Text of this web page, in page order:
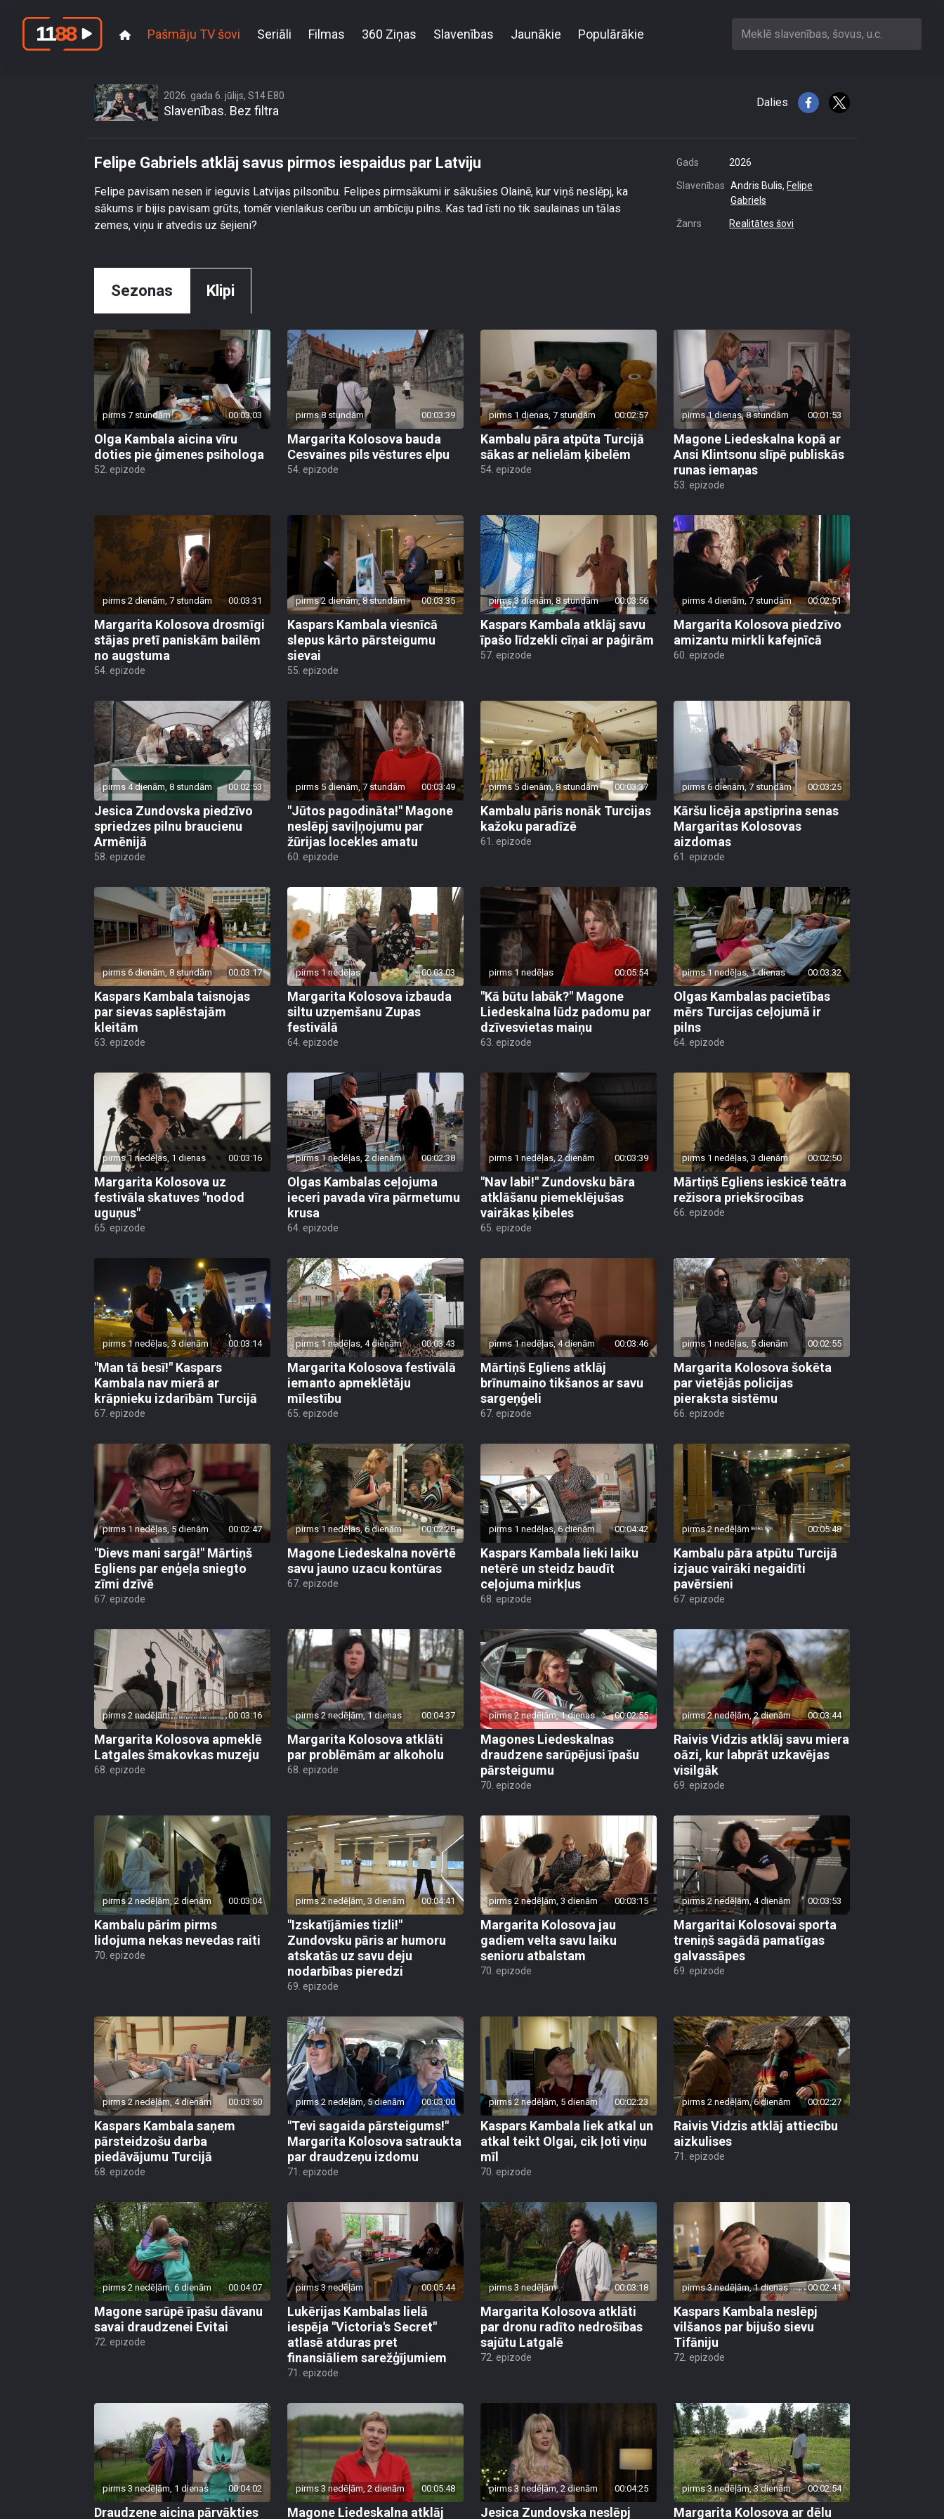
Pašmāju TV šovi Seriāli Filmas 360 Ziņas Slavenības Jaunākie Populārākie Meklē slavenības, šovus, u.c.
2026. gada 6. jūlijs, S14 E80
Slavenības. Bez filtra
Dalies
Felipe Gabriels atklāj savus pirmos iespaidus par Latviju
Felipe pavisam nesen ir ieguvis Latvijas pilsonību. Felipes pirmsākumi ir sākušies Olainē, kur viņš neslēpj, ka
sākums ir bijis pavisam grūts, tomēr vienlaikus cerību un ambīciju pilns. Kas tad īsti no tik saulainas un tālas
zemes, viņu ir atvedis uz šejieni?
Gads 2026
Slavenības Andris Bulis, Felipe
Gabriels
Žanrs Realitātes šovi
Sezonas Klipi
pirms 7 stundām 00:03:03
Olga Kambala aicina vīru
doties pie ģimenes psihologa
52. epizode
pirms 8 stundām 00:03:39
Margarita Kolosova bauda
Cesvaines pils vēstures elpu
54. epizode
pirms 1 dienas, 7 stundām 00:02:57
Kambalu pāra atpūta Turcijā
sākas ar nelielām ķibelēm
54. epizode
pirms 1 dienas, 8 stundām 00:01:53
Magone Liedeskalna kopā ar
Ansi Klintsonu slīpē publiskās
runas iemaņas
53. epizode
pirms 2 dienām, 7 stundām 00:03:31
Margarita Kolosova drosmīgi
stājas pretī paniskām bailēm
no augstuma
54. epizode
pirms 2 dienām, 8 stundām 00:03:35
Kaspars Kambala viesnīcā
slepus kārto pārsteigumu
sievai
55. epizode
pirms 3 dienām, 8 stundām 00:03:56
Kaspars Kambala atklāj savu
īpašo līdzekli cīņai ar paģirām
57. epizode
pirms 4 dienām, 7 stundām 00:02:51
Margarita Kolosova piedzīvo
amizantu mirkli kafejnīcā
60. epizode
pirms 4 dienām, 8 stundām 00:02:53
Jesica Zundovska piedzīvo
spriedzes pilnu braucienu
Armēnijā
58. epizode
pirms 5 dienām, 7 stundām 00:03:49
"Jūtos pagodināta!" Magone
neslēpj saviļņojumu par
žūrijas locekles amatu
60. epizode
pirms 5 dienām, 8 stundām 00:03:37
Kambalu pāris nonāk Turcijas
kažoku paradīzē
61. epizode
pirms 6 dienām, 7 stundām 00:03:25
Kāršu licēja apstiprina senas
Margaritas Kolosovas
aizdomas
61. epizode
pirms 6 dienām, 8 stundām 00:03:17
Kaspars Kambala taisnojas
par sievas saplēstajām
kleitām
63. epizode
pirms 1 nedēļas 00:03:03
Margarita Kolosova izbauda
siltu uzņemšanu Zupas
festivālā
64. epizode
pirms 1 nedēļas 00:05:54
"Kā būtu labāk?" Magone
Liedeskalna lūdz padomu par
dzīvesvietas maiņu
63. epizode
pirms 1 nedēļas, 1 dienas 00:03:32
Olgas Kambalas pacietības
mērs Turcijas ceļojumā ir
pilns
64. epizode
pirms 1 nedēļas, 1 dienas 00:03:16
Margarita Kolosova uz
festivāla skatuves "nodod
uguņus"
65. epizode
pirms 1 nedēļas, 2 dienām 00:02:38
Olgas Kambalas ceļojuma
ieceri pavada vīra pārmetumu
krusa
64. epizode
pirms 1 nedēļas, 2 dienām 00:03:39
"Nav labi!" Zundovsku bāra
atklāšanu piemeklējušas
vairākas ķibeles
65. epizode
pirms 1 nedēļas, 3 dienām 00:02:50
Mārtiņš Egliens ieskicē teātra
režisora priekšrocības
66. epizode
pirms 1 nedēļas, 3 dienām 00:03:14
"Man tā besī!" Kaspars
Kambala nav mierā ar
krāpnieku izdarībām Turcijā
67. epizode
pirms 1 nedēļas, 4 dienām 00:03:43
Margarita Kolosova festivālā
iemanto apmeklētāju
mīlestību
65. epizode
pirms 1 nedēļas, 4 dienām 00:03:46
Mārtiņš Egliens atklāj
brīnumaino tikšanos ar savu
sargeņģeli
67. epizode
pirms 1 nedēļas, 5 dienām 00:02:55
Margarita Kolosova šokēta
par vietējās policijas
pieraksta sistēmu
66. epizode
pirms 1 nedēļas, 5 dienām 00:02:47
"Dievs mani sargā!" Mārtiņš
Egliens par enģeļa sniegto
zīmi dzīvē
67. epizode
pirms 1 nedēļas, 6 dienām 00:02:28
Magone Liedeskalna novērtē
savu jauno uzacu kontūras
67. epizode
pirms 1 nedēļas, 6 dienām 00:04:42
Kaspars Kambala lieki laiku
netērē un steidz baudīt
ceļojuma mirkļus
68. epizode
pirms 2 nedēļām 00:05:48
Kambalu pāra atpūtu Turcijā
izjauc vairāki negaidīti
pavērsieni
67. epizode
pirms 2 nedēļām 00:03:16
Margarita Kolosova apmeklē
Latgales šmakovkas muzeju
68. epizode
pirms 2 nedēļām, 1 dienas 00:04:37
Margarita Kolosova atklāti
par problēmām ar alkoholu
68. epizode
pirms 2 nedēļām, 1 dienas 00:02:55
Magones Liedeskalnas
draudzene sarūpējusi īpašu
pārsteigumu
70. epizode
pirms 2 nedēļām, 2 dienām 00:03:44
Raivis Vidzis atklāj savu miera
oāzi, kur labprāt uzkavējas
visilgāk
69. epizode
pirms 2 nedēļām, 2 dienām 00:03:04
Kambalu pārim pirms
lidojuma nekas nevedas raiti
70. epizode
pirms 2 nedēļām, 3 dienām 00:04:41
"Izskatījāmies tizli!"
Zundovsku pāris ar humoru
atskatās uz savu deju
nodarbības pieredzi
69. epizode
pirms 2 nedēļām, 3 dienām 00:03:15
Margarita Kolosova jau
gadiem velta savu laiku
senioru atbalstam
70. epizode
pirms 2 nedēļām, 4 dienām 00:03:53
Margaritai Kolosovai sporta
treniņš sagādā pamatīgas
galvassāpes
69. epizode
pirms 2 nedēļām, 4 dienām 00:03:50
Kaspars Kambala saņem
pārsteidzošu darba
piedāvājumu Turcijā
68. epizode
pirms 2 nedēļām, 5 dienām 00:03:00
"Tevi sagaida pārsteigums!"
Margarita Kolosova satraukta
par draudzeņu izdomu
71. epizode
pirms 2 nedēļām, 5 dienām 00:02:23
Kaspars Kambala liek atkal un
atkal teikt Olgai, cik ļoti viņu
mīl
70. epizode
pirms 2 nedēļām, 6 dienām 00:02:27
Raivis Vidzis atklāj attiecību
aizkulises
71. epizode
pirms 2 nedēļām, 6 dienām 00:04:07
Magone sarūpē īpašu dāvanu
savai draudzenei Evitai
72. epizode
pirms 3 nedēļām 00:05:44
Lukērijas Kambalas lielā
iespēja "Victoria's Secret"
atlasē atduras pret
finansiāliem sarežģījumiem
71. epizode
pirms 3 nedēļām 00:03:18
Margarita Kolosova atklāti
par dronu radīto nedrošības
sajūtu Latgalē
72. epizode
pirms 3 nedēļām, 1 dienas 00:02:41
Kaspars Kambala neslēpj
vilšanos par bijušo sievu
Tifāniju
72. epizode
pirms 3 nedēļām, 1 dienas 00:04:02
Draudzene aicina pārvākties
pirms 3 nedēļām, 2 dienām 00:05:48
Magone Liedeskalna atklāj
pirms 3 nedēļām, 2 dienām 00:04:25
Jesica Zundovska neslēpj
pirms 3 nedēļām, 3 dienām 00:02:54
Margarita Kolosova ar dēlu